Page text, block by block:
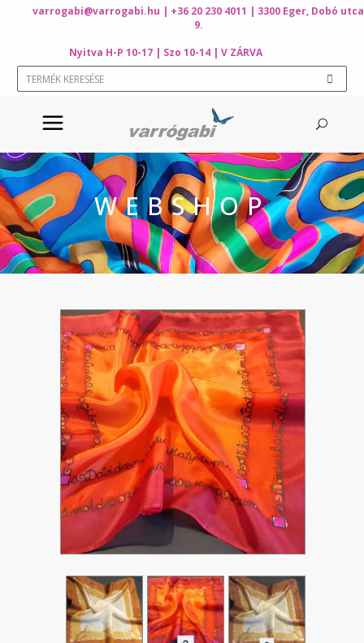
varrogabi@varrogabi.hu | +36 20 230 4011 | 3300 Eger, Dobó utca
9.
Nyitva H-P 10-17 | Szo 10-14 | V ZÁRVA
WEBSHOP